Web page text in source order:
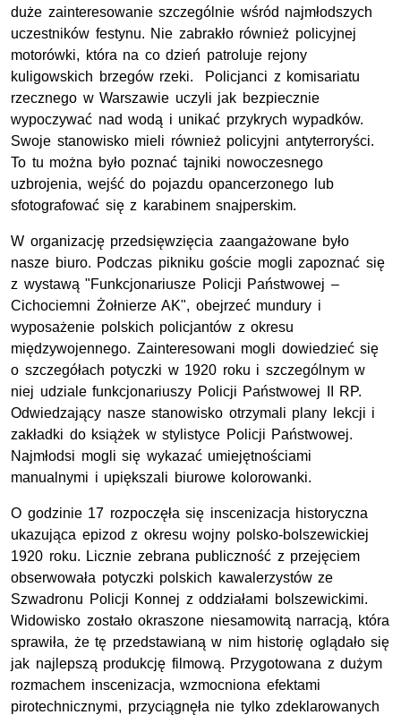
duże zainteresowanie szczególnie wśród najmłodszych
uczestników festynu. Nie zabrakło również policyjnej
motorówki, która na co dzień patroluje rejony
kuligowskich brzegów rzeki. Policjanci z komisariatu
rzecznego w Warszawie uczyli jak bezpiecznie
wypoczywać nad wodą i unikać przykrych wypadków.
Swoje stanowisko mieli również policyjni antyterroryści.
To tu można było poznać tajniki nowoczesnego
uzbrojenia, wejść do pojazdu opancerzonego lub
sfotografować się z karabinem snajperskim.
W organizację przedsięwzięcia zaangażowane było
nasze biuro. Podczas pikniku goście mogli zapoznać się
z wystawą "Funkcjonariusze Policji Państwowej –
Cichociemni Żołnierze AK", obejrzeć mundury i
wyposażenie polskich policjantów z okresu
międzywojennego. Zainteresowani mogli dowiedzieć się
o szczegółach potyczki w 1920 roku i szczególnym w
niej udziale funkcjonariuszy Policji Państwowej II RP.
Odwiedzający nasze stanowisko otrzymali plany lekcji i
zakładki do książek w stylistyce Policji Państwowej.
Najmłodsi mogli się wykazać umiejętnościami
manualnymi i upiększali biurowe kolorowanki.
O godzinie 17 rozpoczęła się inscenizacja historyczna
ukazująca epizod z okresu wojny polsko-bolszewickiej
1920 roku. Licznie zebrana publiczność z przejęciem
obserwowała potyczki polskich kawalerzystów ze
Szwadronu Policji Konnej z oddziałami bolszewickimi.
Widowisko zostało okraszone niesamowitą narracją, która
sprawiła, że tę przedstawianą w nim historię oglądało się
jak najlepszą produkcję filmową. Przygotowana z dużym
rozmachem inscenizacja, wzmocniona efektami
pirotechnicznymi, przyciągnęła nie tylko zdeklarowanych